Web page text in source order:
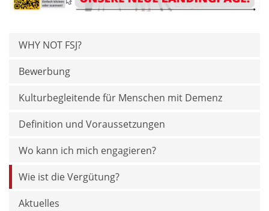
WHY NOT FSJ?
Bewerbung
Kulturbegleitende für Menschen mit Demenz
Definition und Voraussetzungen
Wo kann ich mich engagieren?
Wie ist die Vergütung?
Aktuelles